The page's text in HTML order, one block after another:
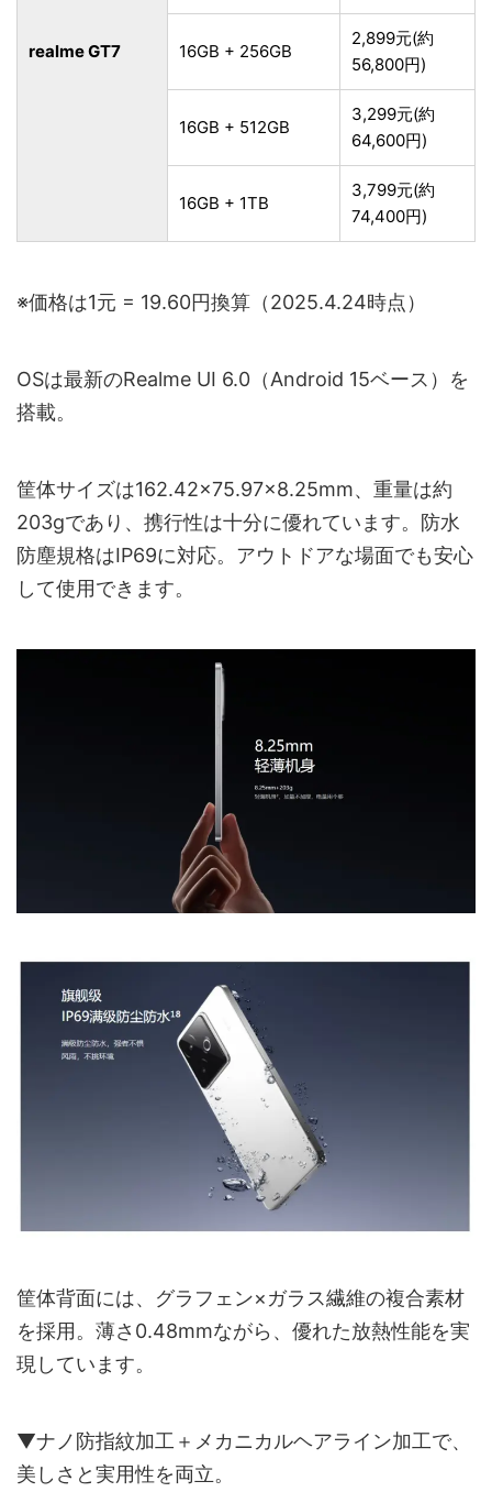
realme GT7 16GB + 256GB
2,899元(約
56,800円)
16GB + 512GB
3,299元(約
64,600円)
16GB + 1TB
3,799元(約
74,400円)
※価格は1元 = 19.60円換算（2025.4.24時点）
OSは最新のRealme UI 6.0（Android 15ベース）を
搭載。
筐体サイズは162.42×75.97×8.25mm、重量は約
203gであり、携行性は十分に優れています。防水
防塵規格はIP69に対応。アウトドアな場面でも安心
して使用できます。
筐体背面には、グラフェン×ガラス繊維の複合素材
を採用。薄さ0.48mmながら、優れた放熱性能を実
現しています。
▼ナノ防指紋加工＋メカニカルヘアライン加工で、
美しさと実用性を両立。